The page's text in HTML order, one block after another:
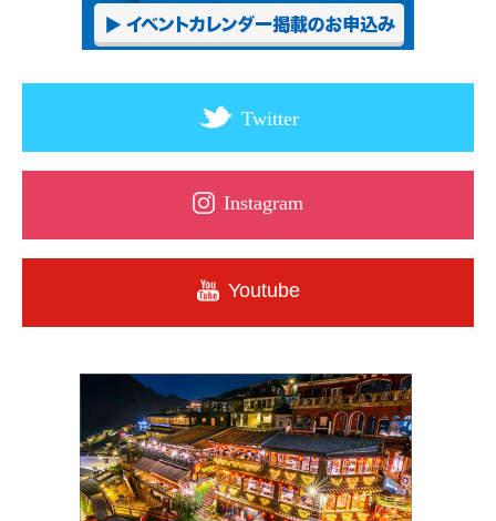
Twitter
Instagram
Youtube